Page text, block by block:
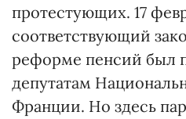
протестующих. 17
соответствующий
реформе пенсий был
депутатам
Франции. Но здесь